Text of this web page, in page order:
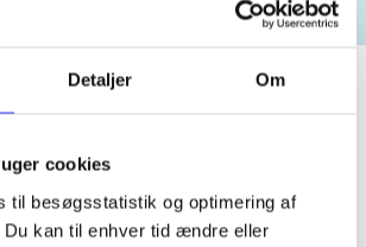
Detaljer Om
cookies
til besøgsstatistik og optimering af
Du kan til enhver tid ændre eller
af